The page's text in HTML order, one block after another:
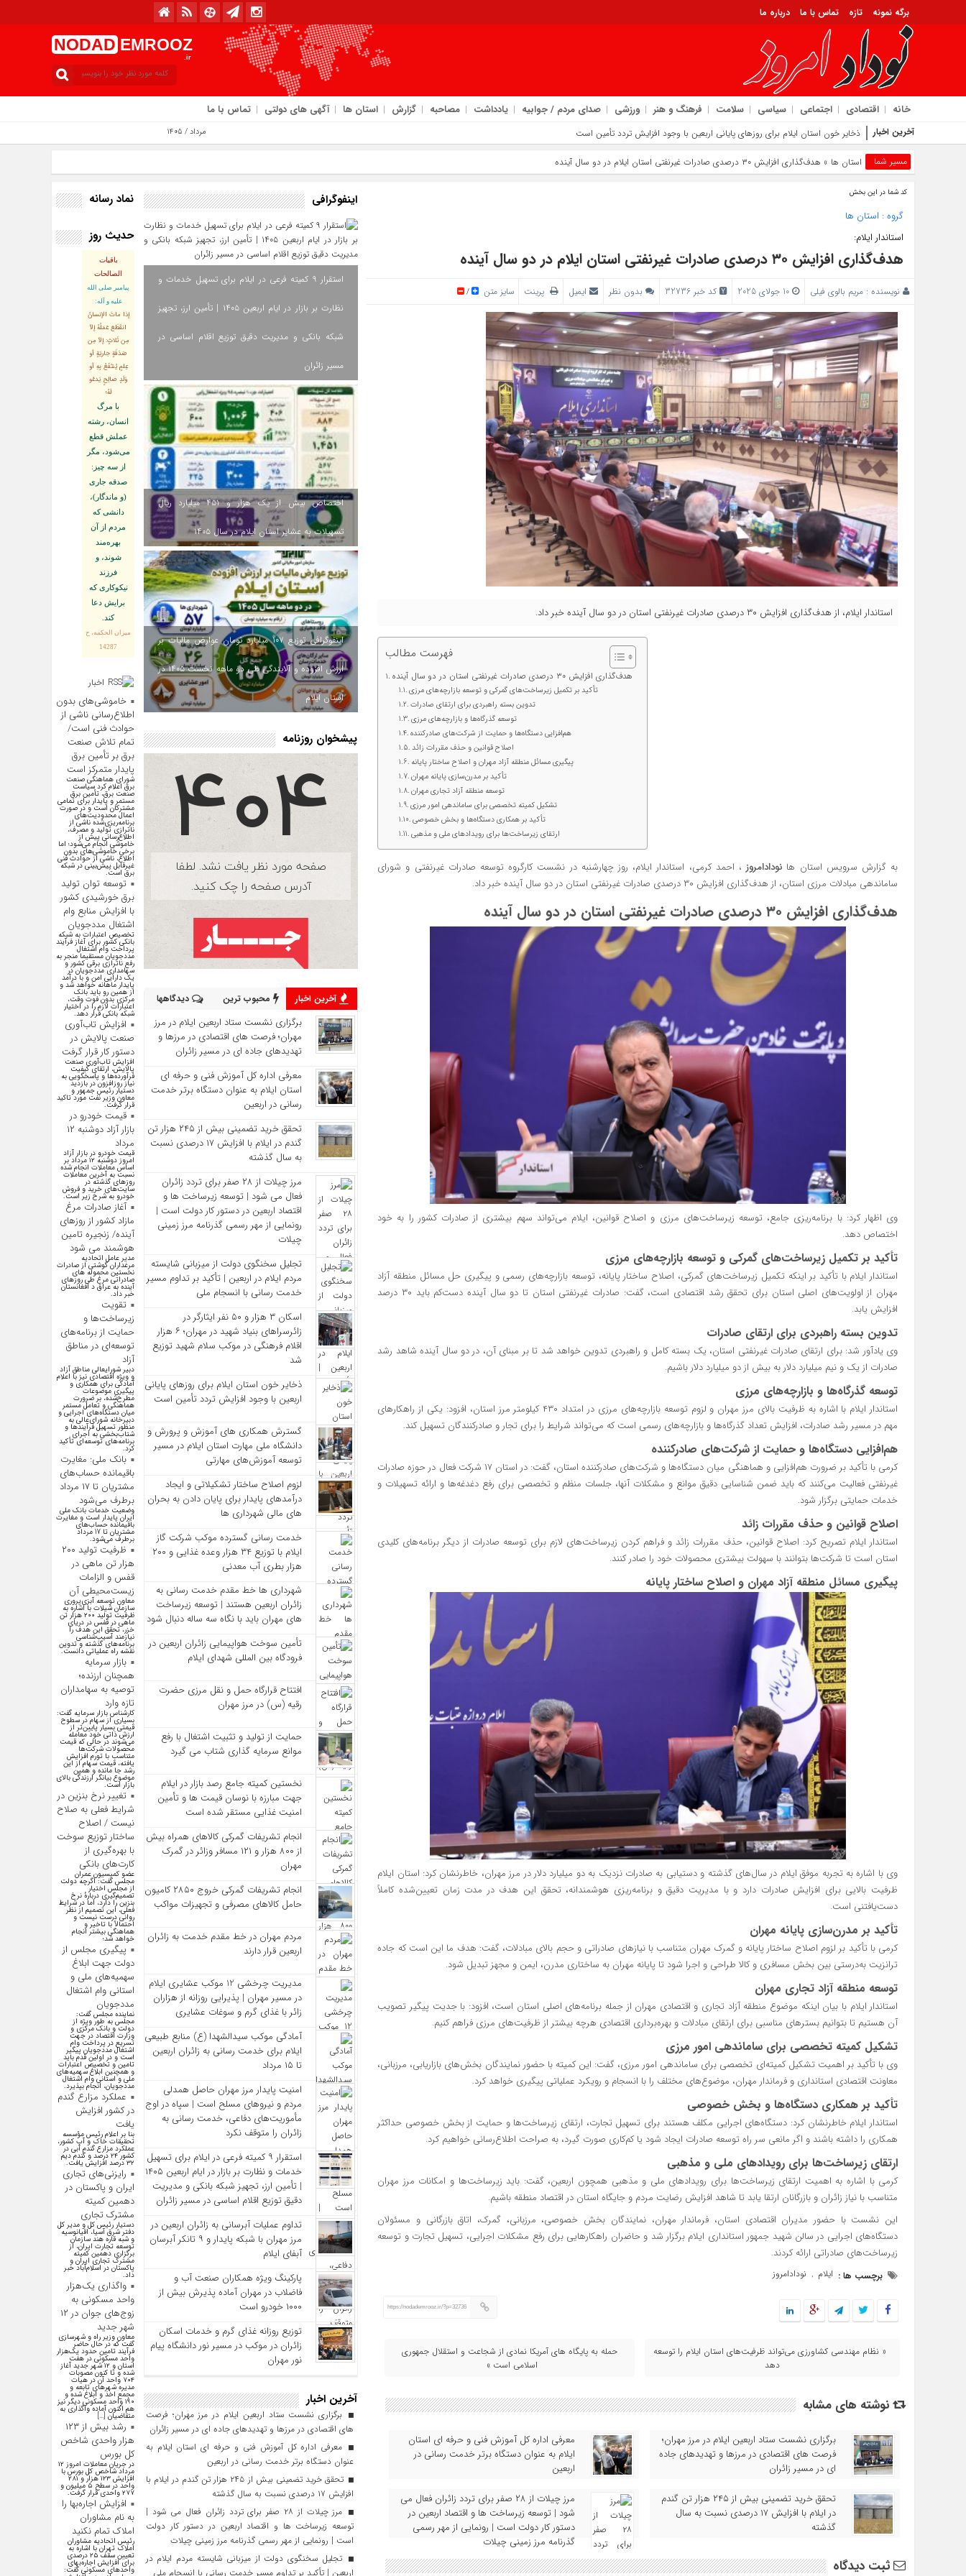
برگه نمونه تازه تماس با ما درباره ما
NODAD EMROOZ
.ir
خانه اقتصادی اجتماعی سیاسی سلامت فرهنگ و هنر ورزشی صدای مردم / جوابیه یادداشت مصاحبه گزارش استان ها آگهی های دولتی تماس با ما
آخرین اخبار گسترش همکاری‌ های آموزش و پرورش و
مسیر شما استان ها » هدف‌گذاری افزایش ۳۰ درصدی صادرات غیرنفتی استان ایلام در دو سال آینده
کد شما در این بخش
گروه : استان ها
استاندار ایلام:
هدف‌گذاری افزایش ۳۰ درصدی صادرات غیرنفتی استان ایلام در دو سال آینده
نویسنده : مریم بالوی فیلی کد خبر 32736 بدون نظر ایمیل پرینت سایز متن /
استاندار ایلام، از هدف‌گذاری افزایش ۳۰ درصدی صادرات غیرنفتی استان در دو سال آینده خبر داد.
فهرست مطالب
هدف‌گذاری افزایش ۳۰ درصدی صادرات غیرنفتی استان در دو سال آینده
تأکید بر تکمیل زیرساخت‌های گمرکی و توسعه بازارچه‌های مرزی
تدوین بسته راهبردی برای ارتقای صادرات
توسعه گذرگاه‌ها و بازارچه‌های مرزی
هم‌افزایی دستگاه‌ها و حمایت از شرکت‌های صادرکننده
اصلاح قوانین و حذف مقررات زائد
پیگیری مسائل منطقه آزاد مهران و اصلاح ساختار پایانه
تأکید بر مدرن‌سازی پایانه مهران
توسعه منطقه آزاد تجاری مهران
تشکیل کمیته تخصصی برای ساماندهی امور مرزی
تأکید بر همکاری دستگاه‌ها و بخش خصوصی
ارتقای زیرساخت‌ها برای رویدادهای ملی و مذهبی
به گزارش سرویس استان ها نودادامروز، احمد کرمی، استاندار ایلام، روز چهارشنبه در نشست کارگروه توسعه صادرات غیرنفتی و شورای
ساماندهی مبادلات مرزی استان، از هدف‌گذاری افزایش ۳۰ درصدی صادرات غیرنفتی استان در دو سال آینده خبر داد.
هدف‌گذاری افزایش ۳۰ درصدی صادرات غیرنفتی استان در دو سال آینده
وی اظهار کرد: با برنامه‌ریزی جامع، توسعه زیرساخت‌های مرزی و اصلاح قوانین، ایلام می‌تواند سهم بیشتری از صادرات کشور را به خود
اختصاص دهد.
تأکید بر تکمیل زیرساخت‌های گمرکی و توسعه بازارچه‌های مرزی
استاندار ایلام با تأکید بر اینکه تکمیل زیرساخت‌های گمرکی، اصلاح ساختار پایانه، توسعه بازارچه‌های رسمی و پیگیری حل مسائل منطقه آزاد
مهران از اولویت‌های اصلی استان برای تحقق رشد اقتصادی است، گفت: صادرات غیرنفتی استان تا دو سال آینده دست‌کم باید ۳۰ درصد
افزایش یابد.
تدوین بسته راهبردی برای ارتقای صادرات
وی یادآور شد: برای ارتقای صادرات غیرنفتی استان، یک بسته کامل و راهبردی تدوین خواهد شد تا بر مبنای آن، در دو سال آینده شاهد رشد
صادرات از یک و نیم میلیارد دلار به بیش از دو میلیارد دلار باشیم.
توسعه گذرگاه‌ها و بازارچه‌های مرزی
استاندار ایلام با اشاره به ظرفیت بالای مرز مهران و لزوم توسعه بازارچه‌های مرزی در امتداد ۴۳۰ کیلومتر مرز استان، افزود: یکی از راهکارهای
مهم در مسیر رشد صادرات، افزایش تعداد گذرگاه‌ها و بازارچه‌های رسمی است که می‌تواند شرایط را برای تجار و صادرکنندگان تسهیل کند.
هم‌افزایی دستگاه‌ها و حمایت از شرکت‌های صادرکننده
کرمی با تأکید بر ضرورت هم‌افزایی و هماهنگی میان دستگاه‌ها و شرکت‌های صادرکننده استان، گفت: در استان ۱۷ شرکت فعال در حوزه صادرات
غیرنفتی فعالیت می‌کنند که باید ضمن شناسایی دقیق موانع و مشکلات آنها، جلسات منظم و تخصصی برای رفع دغدغه‌ها و ارائه تسهیلات و
خدمات حمایتی برگزار شود.
اصلاح قوانین و حذف مقررات زائد
استاندار ایلام تصریح کرد: اصلاح قوانین، حذف مقررات زائد و فراهم کردن زیرساخت‌های لازم برای توسعه صادرات از دیگر برنامه‌های کلیدی
استان است تا شرکت‌ها بتوانند با سهولت بیشتری محصولات خود را صادر کنند.
پیگیری مسائل منطقه آزاد مهران و اصلاح ساختار پایانه
وی با اشاره به تجربه موفق ایلام در سال‌های گذشته و دستیابی به صادرات نزدیک به دو میلیارد دلار در مرز مهران، خاطرنشان کرد: استان ایلام
ظرفیت بالایی برای افزایش صادرات دارد و با مدیریت دقیق و برنامه‌ریزی هوشمندانه، تحقق این هدف در مدت زمان تعیین‌شده کاملاً
دست‌یافتنی است.
تأکید بر مدرن‌سازی پایانه مهران
کرمی با تأکید بر لزوم اصلاح ساختار پایانه و گمرک مهران متناسب با نیازهای صادراتی و حجم بالای مبادلات، گفت: هدف ما این است که جاده
ترانزیت به‌درستی بین بخش مسافری و کالا طراحی و اجرا شود تا پایانه مهران به ساختاری مدرن، ایمن و مجهز تبدیل شود.
توسعه منطقه آزاد تجاری مهران
استاندار ایلام با بیان اینکه موضوع منطقه آزاد تجاری و اقتصادی مهران از جمله برنامه‌های اصلی استان است، افزود: با جدیت پیگیر تصویب
آن هستیم تا بتوانیم بسترهای مناسبی برای ارتقای مبادلات و بهره‌برداری اقتصادی هرچه بیشتر از ظرفیت‌های مرزی فراهم کنیم.
تشکیل کمیته تخصصی برای ساماندهی امور مرزی
وی با تأکید بر اهمیت تشکیل کمیته‌ای تخصصی برای ساماندهی امور مرزی، گفت: این کمیته با حضور نمایندگان بخش‌های بازاریابی، مرزبانی،
معاونت اقتصادی استانداری و فرماندار مهران، موضوع‌های مختلف را با انسجام و رویکرد عملیاتی پیگیری خواهد کرد.
تأکید بر همکاری دستگاه‌ها و بخش خصوصی
استاندار ایلام خاطرنشان کرد: دستگاه‌های اجرایی مکلف هستند برای تسهیل تجارت، ارتقای زیرساخت‌ها و حمایت از بخش خصوصی حداکثر
همکاری را داشته باشند و اگر مانعی سر راه توسعه صادرات ایجاد شود یا کم‌کاری صورت گیرد، به صراحت اطلاع‌رسانی خواهیم کرد.
ارتقای زیرساخت‌ها برای رویدادهای ملی و مذهبی
کرمی با اشاره به اهمیت ارتقای زیرساخت‌ها برای رویدادهای ملی و مذهبی همچون اربعین، گفت: باید زیرساخت‌ها و امکانات مرز مهران
متناسب با نیاز زائران و بازرگانان ارتقا یابد تا شاهد افزایش رضایت مردم و جایگاه استان در اقتصاد منطقه باشیم.
این نشست با حضور مدیران اقتصادی استان، فرماندار مهران، نمایندگان بخش خصوصی، مرزبانی، گمرک، اتاق بازرگانی و مسئولان
دستگاه‌های اجرایی در سالن شهید جمهور استانداری ایلام برگزار شد و حاضران راهکارهایی برای رفع مشکلات اجرایی، تسهیل تجارت و توسعه
زیرساخت‌های صادراتی ارائه کردند.
برچسب ها : ایلام , نودادامروز
https://nodademrooz.ir/?p=32736
« نظام مهندسی کشاورزی می‌تواند ظرفیت‌های استان ایلام را توسعه
دهد
حمله به پایگاه‌ های آمریکا نمادی از شجاعت و استقلال جمهوری
اسلامی است »
نوشته های مشابه
برگزاری نشست ستاد اربعین ایلام در مرز مهران؛
فرصت‌ های اقتصادی در مرزها و تهدیدهای جاده‌
ای در مسیر زائران
معرفی اداره کل آموزش فنی و حرفه‌ ای استان
ایلام به‌ عنوان دستگاه برتر خدمت‌ رسانی در
اربعین
تحقق خرید تضمینی بیش از ۲۴۵ هزار تن گندم
در ایلام با افزایش ۱۷ درصدی نسبت به سال
گذشته
مرز چیلات از ۲۸ صفر برای تردد زائران فعال می‌
شود | توسعه زیرساخت‌ ها و اقتصاد اربعین در
دستور کار دولت است | رونمایی از مهر رسمی
گذرنامه مرز زمینی چیلات
ثبت دیدگاه
اینفوگرافی
استقرار ۹ کمیته فرعی در ایلام برای تسهیل خدمات و
نظارت بر بازار در ایام اربعین ۱۴۰۵ | تأمین ارز، تجهیز
شبکه بانکی و مدیریت دقیق توزیع اقلام اساسی در
مسیر زائران
اختصاص بیش از یک هزار و ۴۵۱ میلیارد ریال
تسهیلات به عشایر استان ایلام در سال ۱۴۰۵
اینفوگرافی توزیع ۱۰۷ میلیارد تومان عوارض مالیات بر
ارزش افزوده و آلایندگی طی دو ماهه نخست ۱۴۰۵ در
استان ایلام
پیشخوان روزنامه
آخرین اخبار محبوب ترین دیدگاهها
برگزاری نشست ستاد اربعین ایلام در مرز
مهران؛ فرصت‌ های اقتصادی در مرزها و
تهدیدهای جاده‌ ای در مسیر زائران
معرفی اداره کل آموزش فنی و حرفه‌ ای
استان ایلام به‌ عنوان دستگاه برتر خدمت‌
رسانی در اربعین
تحقق خرید تضمینی بیش از ۲۴۵ هزار تن
گندم در ایلام با افزایش ۱۷ درصدی نسبت
به سال گذشته
مرز چیلات از ۲۸ صفر برای تردد زائران
فعال می‌ شود | توسعه زیرساخت‌ ها و
اقتصاد اربعین در دستور کار دولت است |
رونمایی از مهر رسمی گذرنامه مرز زمینی
چیلات
تجلیل سخنگوی دولت از میزبانی شایسته
مردم ایلام در اربعین | تأکید بر تداوم مسیر
خدمت‌ رسانی با انسجام ملی
اسکان ۳ هزار و ۵۰ نفر ایثارگر در
زائرسراهای بنیاد شهید در مهران؛ ۶ هزار
اقلام فرهنگی در موکب سلام شهید توزیع
شد
ذخایر خون استان ایلام برای روزهای پایانی
اربعین با وجود افزایش تردد تأمین است
گسترش همکاری‌ های آموزش و پرورش و
دانشگاه ملی مهارت استان ایلام در مسیر
توسعه آموزش‌های مهارتی
لزوم اصلاح ساختار تشکیلاتی و ایجاد
درآمدهای پایدار برای پایان دادن به بحران‌
های مالی شهرداری‌ ها
خدمت رسانی گسترده موکب شرکت گاز
ایلام با توزیع ۳۴ هزار وعده غذایی و ۲۰۰
هزار بطری آب معدنی
شهرداری‌ ها خط مقدم خدمت ‌رسانی به
زائران اربعین هستند | توسعه زیرساخت
‌های مهران باید با نگاه سه‌ ساله دنبال شود
تأمین سوخت هواپیمایی زائران اربعین در
فرودگاه بین المللی شهدای ایلام
افتتاح قرارگاه حمل‌ و نقل مرزی حضرت
رقیه (س) در مرز مهران
حمایت از تولید و تثبیت اشتغال با رفع
موانع سرمایه‌ گذاری شتاب می‌ گیرد
نخستین کمیته جامع رصد بازار در ایلام
جهت مبارزه با نوسان قیمت‌ ها و تأمین
امنیت غذایی مستقر شده است
انجام تشریفات گمرکی کالاهای همراه بیش
از ۸۰۰ هزار و ۱۲۱ مسافر وزائر در گمرک
مهران
انجام تشریفات گمرکی خروج ۲۸۵۰ کامیون
حامل کالاهای مصرفی و تجهیزات مواکب
مردم مهران در خط مقدم خدمت به زائران
اربعین قرار دارند
مدیریت چرخشی 12 موکب‌ عشایری ایلام
در مسیر مهران | پذیرایی روزانه از هزاران
زائر با غذای گرم و سوغات عشایری
آمادگی موکب سیدالشهدا (ع) منابع طبیعی
ایلام برای خدمت‌ رسانی به زائران اربعین
تا ۱۵ مرداد
امنیت پایدار مرز مهران حاصل همدلی
مردم و نیروهای مسلح است | سپاه در اوج
مأموریت‌های دفاعی، خدمت‌ رسانی به
زائران را متوقف نکرد
استقرار ۹ کمیته فرعی در ایلام برای تسهیل
خدمات و نظارت بر بازار در ایام اربعین ۱۴۰۵
| تأمین ارز، تجهیز شبکه بانکی و مدیریت
دقیق توزیع اقلام اساسی در مسیر زائران
تداوم عملیات آبرسانی به زائران اربعین در
مرز مهران با شبکه پایدار و ۹ تانکر آبرسان
آبفای ایلام
پارکینگ ویژه همکاران صنعت آب و
فاضلاب در مهران آماده پذیرش بیش از
۱۰۰۰ خودرو است
توزیع روزانه غذای گرم و خدمات اسکان
زائران در موکب در مسیر نور دانشگاه پیام
نور مهران
آخرین اخبار
برگزاری نشست ستاد اربعین ایلام در مرز مهران؛ فرصت‌
های اقتصادی در مرزها و تهدیدهای جاده‌ ای در مسیر زائران
معرفی اداره کل آموزش فنی و حرفه‌ ای استان ایلام به‌
عنوان دستگاه برتر خدمت‌ رسانی در اربعین
تحقق خرید تضمینی بیش از ۲۴۵ هزار تن گندم در ایلام با
افزایش ۱۷ درصدی نسبت به سال گذشته
مرز چیلات از ۲۸ صفر برای تردد زائران فعال می‌ شود |
توسعه زیرساخت‌ ها و اقتصاد اربعین در دستور کار دولت
است | رونمایی از مهر رسمی گذرنامه مرز زمینی چیلات
تجلیل سخنگوی دولت از میزبانی شایسته مردم ایلام در
اربعین | تأکید بر تداوم مسیر خدمت‌ رسانی با انسجام ملی
نماد رسانه
حدیث روز
باقیات
الصالحات
پيامبر صلى‏ الله‏
عليه ‏و‏ آله:
إذا ماتَ الإنسانُ
انقَطَعَ عَمَلُهُ إلاّ
مِن ثَلاثٍ: إلاّ مِن
صَدَقَةٍ جاريَةٍ أو
عِلمٍ يُنتَفَعُ بِهِ أو
وَلَدٍ صالِحٍ يَدعُو
لَهُ؛
با مرگ
انسان، رشته
عملش قطع
مى‌شود، مگر
از سه چيز:
صدقه جارى
(و ماندگار)،
دانشى كه
مردم از آن
بهره‏‌مند
شوند، و
فرزند
نيكوكارى كه
برايش دعا
كند.
ميزان الحكمه، ح
14287
اخبار
اقتصادی
خاموشی‌های بدون
اطلاع‌رسانی ناشی از
حوادث فنی است/
تمام تلاش صنعت
برق بر تأمین برق
پایدار متمرکز است
شورای هماهنگی صنعت
برق اعلام کرد سیاست
صنعت برق، تأمین برق
مستمر و پایدار برای تمامی
مشترکان است و در صورت
اعمال محدودیت‌های
برنامه‌ریزی‌شده ناشی از
ناترازی تولید و مصرف،
اطلاع‌رسانی پیش از
خاموشی انجام می‌شود؛ اما
برخی خاموشی‌های بدون
اطلاع، ناشی از حوادث فنی
غیرقابل پیش‌بینی در شبکه
برق است.
توسعه توان تولید
برق خورشیدی کشور
با افزایش منابع وام
اشتغال مددجویان
تخصیص اعتبارات به شبکه
بانکی کشور برای آغاز فرآیند
پرداخت وام اشتغال
مددجویان مستقیما منجر به
رفع ناترازی برقی کشور و
سهامداری مددجویان در
یک دارایی امن و با درآمد
پایدار ماهانه خواهد شد و
از همین رو باید بانک
مرکزی بدون فوت وقت،
اعتبارات لازم را در اختیار
شبکه بانکی قرار دهد.
افزایش تاب‌آوری
صنعت پالایش در
دستور کار قرار گرفت
افزایش تاب‌آوری صنعت
پالایش، ارتقای کیفیت
فرآورده‌ها و پاسخگویی به
نیاز روزافزون در بازدید
دستیار رئیس جمهور و
معاون وزیر نفت مورد تاکید
قرار گرفت.
قیمت خودرو در
بازار آزاد دوشنبه ۱۲
مرداد
قیمت خودرو در بازار آزاد
امروز دوشنبه ۱۲ مرداد بر
اساس معاملات انجام شده
نسبت به آخرین معاملات
روز‌های گذشته در
سایت‌های خرید و فروش
خودرو به شرح زیر است.
آغاز صادرات مرغ
مازاد کشور از روزهای
آینده/ زنجیره تامین
هوشمند می شود
مدیر عامل اتحادیه
مرغداران گوشتی از صادرات
نخستین محموله های
صادراتی مرغ طی روزهای
آینده به عراق د افغانستان
خبر داد.
تقویت
زیرساخت‌ها و
حمایت از برنامه‌های
توسعه‌ای در مناطق
آزاد
دبیر شورایعالی مناطق آزاد
و ویژه اقتصادی نیز با اعلام
آمادگی برای همکاری و
پیگیری موضوعات
مطرح‌شده، بر ضرورت
هماهنگی و تعامل مستمر
میان دستگاه‌های اجرایی و
دبیرخانه شورای‌عالی به
منظور تسهیل فرآیند‌ها و
شتاب‌بخشی به اجرای
برنامه‌های توسعه‌ای تأکید
کرد.
بانک ملی: مغایرت
باقیمانده حساب‌های
مشتریان تا ۱۷ مرداد
برطرف می‌شود
وضعیت خدمات بانک ملی
ایران پایدار است و مغایرت‌
باقیمانده حساب‌های
مشتریان تا 17 مرداد
برطرف می‌شود.
ظرفیت تولید ۲۰۰
هزار تن ماهی در
قفس و الزامات
زیست‌محیطی آن
معاون توسعه آبزی‌پروری
سازمان شیلات با اشاره به
ظرفیت تولید ۲۰۰ هزار تن
ماهی در قفس در دریای
خزر، تحقق این هدف را
نیازمند آسیب‌شناسی
برنامه‌های گذشته و تدوین
نقشه راه عملیاتی دانست.
بازار سرمایه
همچنان ارزنده؛
توصیه به سهامداران
تازه وارد
کارشناس بازار سرمایه گفت:
بسیاری از سهام در سطوح
قیمتی بسیار پایین‌تر از
ارزش ذاتی خود معامله
می‌شوند در حالی که قیمت
محصولات شرکت‌ها
متناسب با تورم افزایش
یافته، قیمت سهام از این
رشد جا مانده و همین
موضوع بیانگر ارزندگی بالای
بازار است.
تغییر نرخ بنزین در
شرایط فعلی به صلاح
نیست / اصلاح
ساختار توزیع سوخت
با بهره‌گیری از
کارت‌های بانکی
عضو کمیسیون عمران
مجلس گفت: اگرچه دولت
از مجلس اختیار
تصمیم‌گیری دربارهٔ نرخ
بنزین را دارد، اما در شرایط
فعلی، این تصمیم از نظر
روانی درست نیست و
احتمالاً با تاخیر و
هماهنگی بیشتر انجام
خواهد شد؛
پیگیری مجلس از
دولت جهت ابلاغ
سهمیه‌های ملی و
استانی وام اشتغال
مددجویان
نماینده مجلس گفت:
مجلس به طور ویژه از
دولت و بانک مرکزی و
وزارت اقتصاد در جهت
تسریع در پرداخت وام
اشتغال مددجویان پیگیر
است و در اولین قدم باید
تامین و تخصیص اعتبارات
و همچنین ابلاغ سهمیه‌های
ملی و استانی وام اشتغال
مددجویان، انجام بپذیرد.
عملکرد مزارع گندم
در کشور افزایش
یافت
بنا بر اعلام رئیس مؤسسه
تحقیقات خاک و آب کشور،
عملکرد مزارع گندم آبی در
کشور ۲۴ درصد و گندم دیم
۳۲ درصد افزایش یافت.
رایزنی‌های تجاری
ایران و پاکستان در
دهمین کمیته
مشترک تجاری
دستیار رئیس کل و مدیر کل
دفتر شرق آسیا، اقیانوسیه
و شبه قاره هند سازمان
توسعه تجارت ایران، از
برگزاری دهمین کمیته
مشترک تجاری ایران و
پاکستان در اسلام‌آباد خبر
داد.
واگذاری یک‌هزار
واحد مسکونی به
زوج‌های جوان در ۱۲
شهر جدید
معاون وزیر راه و شهرسازی
گفت که در حال حاضر
فرآیند تامین حدود یک‌هزار
واحد مسکونی در هفت
استان و ۱۲ شهر جدید آغاز
شده و تا کنون مصوبات
۷۰۴ واحد آن در هیات
مدیره شهرهای تابعه و
مجمع اخذ و ابلاغ شده و
۱۹۰ واحد مسکونی دیگر نیز
هم اکنون آماده واگذاری به
متقاضیان […]
رشد بیش از ۱۲۳
هزار واحدی شاخص
کل بورس
در جریان معاملات امروز ۱۲
مرداد شاخص کل بورس با
افزایش ۱۲۳ هزار و ۲۸۱
واحد در سطح ۵ میلیون و
۲۷۷ واحدی قرار گرفت.
افزایش اجاره‌بها را
به نام مشاوران
املاک تمام نکنید
رئیس اتحادیه مشاوران
املاک تهران با اشاره به
تعیین سقف ۲۵ درصدی
برای افزایش اجاره‌بهای
واحد‌های مسکونی گفت: